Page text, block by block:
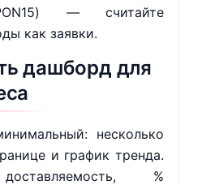
— считайте
как заявки.
дашборд для
несколько
и график тренда.
%